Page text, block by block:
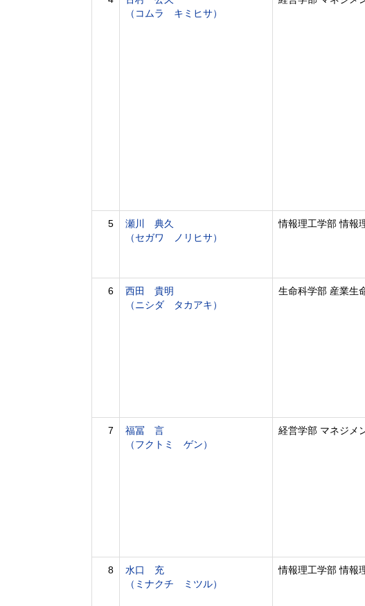
（コムラ キミヒサ）
5
瀬川 典久
（セガワ ノリヒサ）
情報理工学部 情報
6
西田 貴明
（ニシダ タカアキ）
生命科学部 産業生
7
福冨 言
（フクトミ ゲン）
経営学部 マネジメ
8
水口 充
（ミナクチ ミツル）
情報理工学部 情報